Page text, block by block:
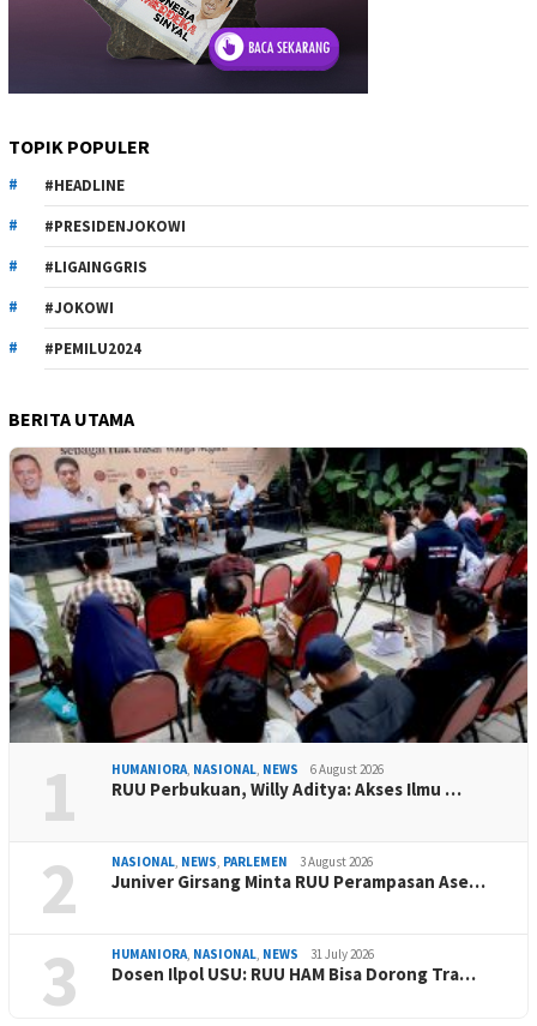
TOPIK POPULER
#HEADLINE
#PRESIDENJOKOWI
#LIGAINGGRIS
#JOKOWI
#PEMILU2024
BERITA UTAMA
1 HUMANIORA, NASIONAL, NEWS 6 August 2026
RUU Perbukuan, Willy Aditya: Akses Ilmu …
2 NASIONAL, NEWS, PARLEMEN 3 August 2026
Juniver Girsang Minta RUU Perampasan Ase…
3 HUMANIORA, NASIONAL, NEWS 31 July 2026
Dosen Ilpol USU: RUU HAM Bisa Dorong Tra…